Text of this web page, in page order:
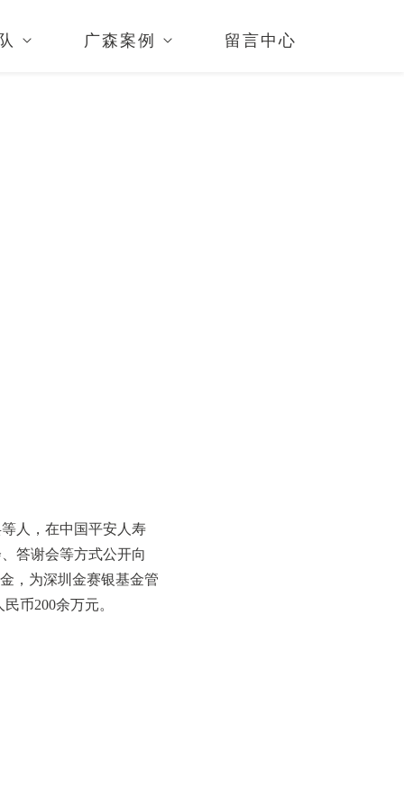
广森案例 留言中心
人，在中国平安人寿
答谢会等方式公开向
，为深圳金赛银基金管
币200余万元。